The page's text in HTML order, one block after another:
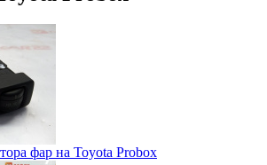
фар на Toyota Probox